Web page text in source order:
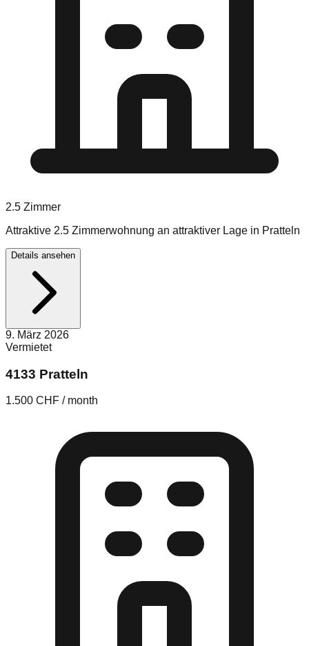
2.5 Zimmer
Attraktive 2.5 Zimmerwohnung an attraktiver Lage in Pratteln
Details ansehen
9. März 2026
Vermietet
4133 Pratteln
1.500 CHF / month